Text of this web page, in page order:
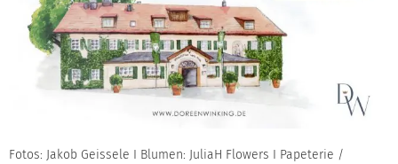
Fotos: Jakob Geissele I Blumen: JuliaH Flowers I Papeterie /